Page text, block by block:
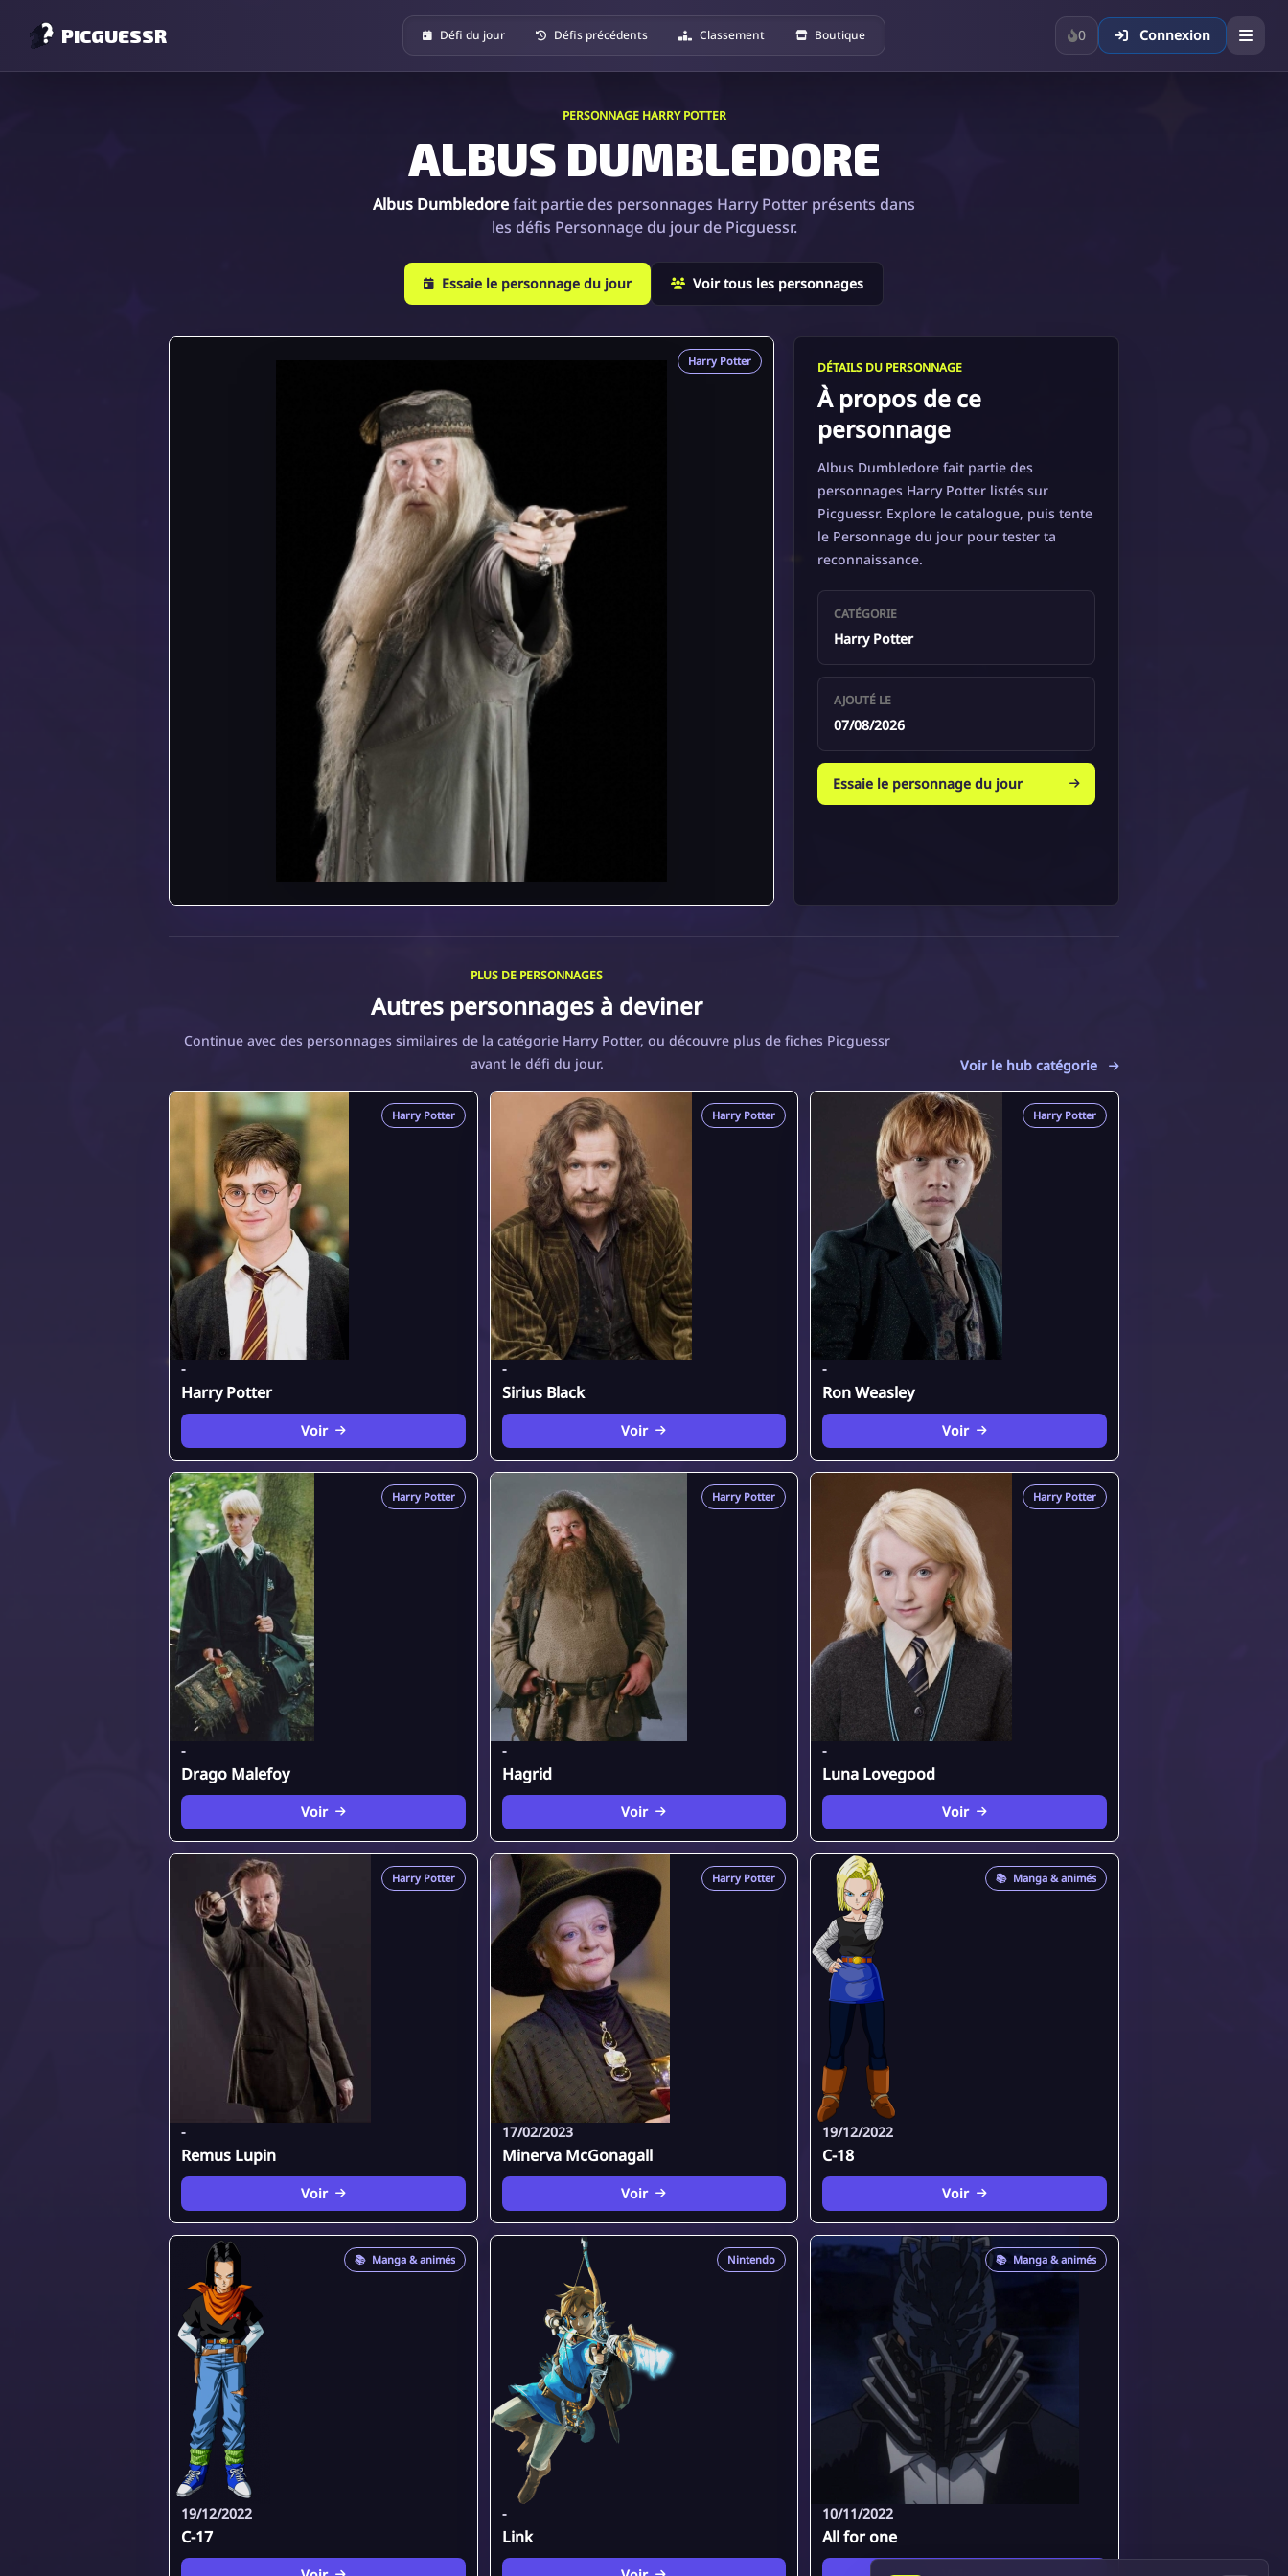
PICGUESSR Défi du jour Défis précédents Classement Boutique 0 Connexion
PERSONNAGE HARRY POTTER
ALBUS DUMBLEDORE
Albus Dumbledorefait partie des personnages Harry Potter présents dans
les défis Personnage du jour de Picguessr.
Essaie le personnage du jour Voir tous les personnages
Harry Potter DÉTAILS DU PERSONNAGE
À propos de ce
personnage
Albus Dumbledore fait partie des
personnages Harry Potter listés sur
Picguessr. Explore le catalogue, puis tente
le Personnage du jour pour tester ta
reconnaissance.
CATÉGORIE
Harry Potter
AJOUTÉ LE
07/08/2026
Essaie le personnage du jour
PLUS DE PERSONNAGES
Autres personnages à deviner
Continue avec des personnages similaires de la catégorie Harry Potter, ou découvre plus de fiches Picguessr
avant le défi du jour.
Voir le hub catégorie
Harry Potter
-
Harry Potter
Voir
Harry Potter
-
Sirius Black
Voir
Harry Potter
-
Ron Weasley
Voir
Harry Potter
-
Drago Malefoy
Voir
Harry Potter
-
Hagrid
Voir
Harry Potter
-
Luna Lovegood
Voir
Harry Potter
-
Remus Lupin
Voir
Harry Potter
17/02/2023
Minerva McGonagall
Voir
📚 Manga & animés
19/12/2022
C-18
Voir
📚 Manga & animés
19/12/2022
C-17
Nintendo
-
Link
📚 Manga & animés
10/11/2022
All for one